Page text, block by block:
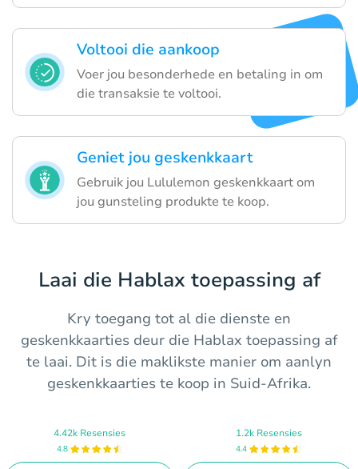
Voltooi die aankoop
Voer jou besonderhede en betaling in om
die transaksie te voltooi.
Geniet jou geskenkkaart
Gebruik jou Lululemon geskenkkaart om
jou gunsteling produkte te koop.
Laai die Hablax toepassing af
Kry toegang tot al die dienste en
geskenkkaarties deur die Hablax toepassing af
te laai. Dit is die maklikste manier om aanlyn
geskenkkaarties te koop in Suid-Afrika.
4.42k Resensies
4.8
1.2k Resensies
4.4